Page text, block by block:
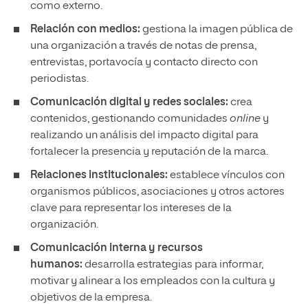
como externo.
Relación con medios: gestiona la imagen pública de
una organización a través de notas de prensa,
entrevistas, portavocía y contacto directo con
periodistas.
Comunicación digital y redes sociales: crea
contenidos, gestionando comunidades online y
realizando un análisis del impacto digital para
fortalecer la presencia y reputación de la marca.
Relaciones institucionales: establece vínculos con
organismos públicos, asociaciones y otros actores
clave para representar los intereses de la
organización.
Comunicación interna y recursos
humanos: desarrolla estrategias para informar,
motivar y alinear a los empleados con la cultura y
objetivos de la empresa.